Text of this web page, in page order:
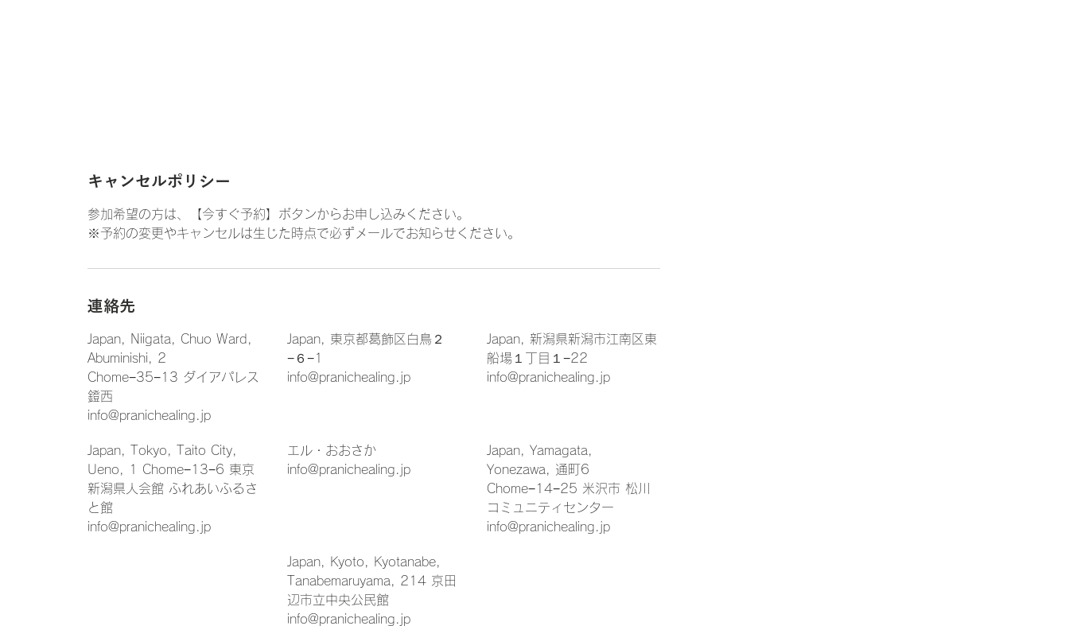
キャンセルポリシー
参加希望の方は、【今すぐ予約】ボタンからお申し込みください。
※予約の変更やキャンセルは生じた時点で必ずメールでお知らせください。
連絡先
Japan, Niigata, Chuo Ward,
Abuminishi, 2
Chome−35−13 ダイアパレス
鐙西
info@pranichealing.jp
Japan, 東京都葛飾区白鳥２
−６−1
info@pranichealing.jp
Japan, 新潟県新潟市江南区東
船場１丁目１−22
info@pranichealing.jp
Japan, Tokyo, Taito City,
Ueno, 1 Chome−13−6 東京
新潟県人会館 ふれあいふるさ
と館
info@pranichealing.jp
エル・おおさか
info@pranichealing.jp
Japan, Yamagata,
Yonezawa, 通町6
Chome−14−25 米沢市 松川
コミュニティセンター
info@pranichealing.jp
Japan, Kyoto, Kyotanabe,
Tanabemaruyama, 214 京田
辺市立中央公民館
info@pranichealing.jp